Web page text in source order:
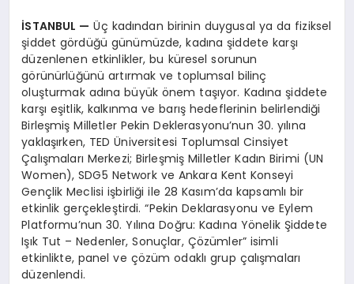
İSTANBUL — Üç kadından birinin duygusal ya da fiziksel
şiddet gördüğü günümüzde, kadına şiddete karşı
düzenlenen etkinlikler, bu küresel sorunun
görünürlüğünü artırmak ve toplumsal bilinç
oluşturmak adına büyük önem taşıyor. Kadına şiddete
karşı eşitlik, kalkınma ve barış hedeflerinin belirlendiği
Birleşmiş Milletler Pekin Deklerasyonu’nun 30. yılına
yaklaşırken, TED Üniversitesi Toplumsal Cinsiyet
Çalışmaları Merkezi; Birleşmiş Milletler Kadın Birimi (UN
Women), SDG5 Network ve Ankara Kent Konseyi
Gençlik Meclisi işbirliği ile 28 Kasım’da kapsamlı bir
etkinlik gerçekleştirdi. “Pekin Deklarasyonu ve Eylem
Platformu’nun 30. Yılına Doğru: Kadına Yönelik Şiddete
Işık Tut – Nedenler, Sonuçlar, Çözümler” isimli
etkinlikte, panel ve çözüm odaklı grup çalışmaları
düzenlendi.